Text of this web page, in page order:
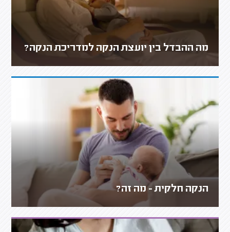
מה ההבדל בין יועצת הנקה למדריכת הנקה?
הנקה חלקית - מה זה?